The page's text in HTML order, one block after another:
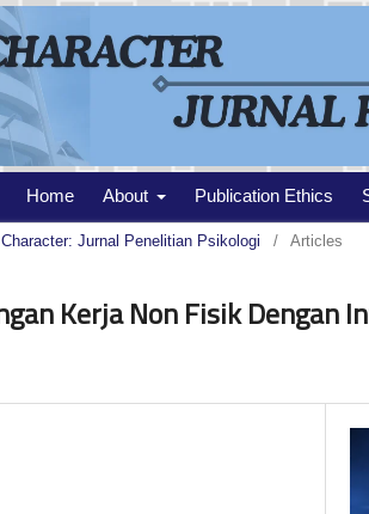
Home About Publication Ethics
Jurnal Penelitian Psikologi / Articles
Kerja Non Fisik Dengan